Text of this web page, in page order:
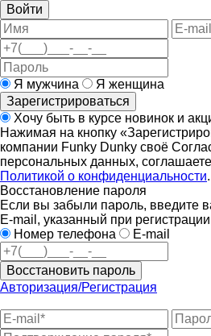
Войти
Я мужчина
Я женщина
Зарегистрироваться
Хочу быть в курсе новинок и
Нажимая на кнопку
компании Funky Dunky своё
персональных данных,
Политикой о конфиденциальности.
Восстановление пароля
Если вы забыли пароль, введите
E-mail, указанный при
Номер телефона
E-mail
Восстановить пароль
Авторизация/Регистрация